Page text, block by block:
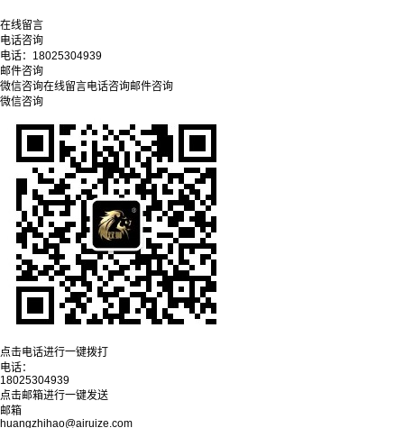
在线留言
电话咨询
电话： 18025304939
邮件咨询
微信咨询在线留言电话咨询邮件咨询
微信咨询
点击电话进行一键拨打
电话：
18025304939
点击邮箱进行一键发送
邮箱
huangzhihao@airuize.com